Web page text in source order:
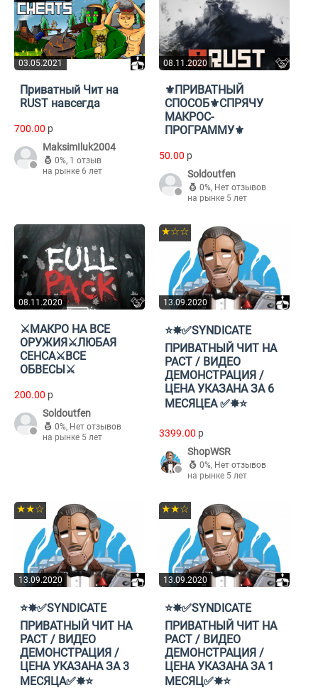
03.05.2021
Приватный Чит на
RUST навсегда
700.00 p
MaksimIluk2004
0%, 1 отзыв
на рынке 6 лет
08.11.2020
⚜️ПРИВАТНЫЙ
СПОСОБ⚜️СПРЯЧУ
МАКРОС-
ПРОГРАММУ⚜️
50.00 p
Soldoutfen
0%, Нет отзывов
на рынке 5 лет
08.11.2020
⚔МАКРО НА ВСЕ
ОРУЖИЯ⚔ЛЮБАЯ
СЕНСА⚔ВСЕ
ОБВЕСЫ⚔
200.00 p
Soldoutfen
0%, Нет отзывов
на рынке 5 лет
13.09.2020
★☆☆
⭐️✸✅SYNDICATE
ПРИВАТНЫЙ ЧИТ НА
РАСТ / ВИДЕО
ДЕМОНСТРАЦИЯ /
ЦЕНА УКАЗАНА ЗА 6
МЕСЯЦЕА ✅✸⭐️
3399.00 p
ShopWSR
0%, Нет отзывов
на рынке 5 лет
13.09.2020
★★☆
⭐️✸✅SYNDICATE
ПРИВАТНЫЙ ЧИТ НА
РАСТ / ВИДЕО
ДЕМОНСТРАЦИЯ /
ЦЕНА УКАЗАНА ЗА 3
МЕСЯЦА✅✸⭐️
13.09.2020
★★☆
⭐️✸✅SYNDICATE
ПРИВАТНЫЙ ЧИТ НА
РАСТ / ВИДЕО
ДЕМОНСТРАЦИЯ /
ЦЕНА УКАЗАНА ЗА 1
МЕСЯЦ✅✸⭐️